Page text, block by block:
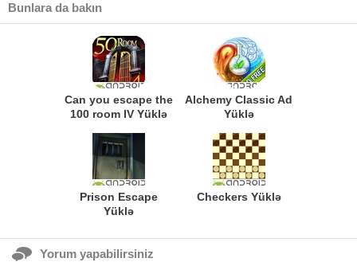
Bunlara da bakın
Can you escape the
100 room IV Yüklə
Alchemy Classic Ad
Yüklə
Prison Escape
Yüklə
Checkers Yüklə
Yorum yapabilirsiniz